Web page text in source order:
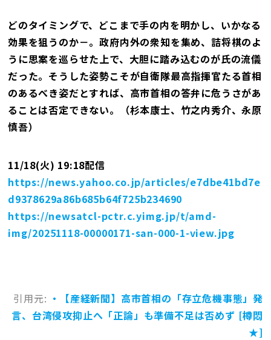
どのタイミングで、どこまで手の内を明かし、いかなる
効果を狙うのか－。政府内外の衆知を集め、詰将棋のよ
うに思案を巡らせた上で、大胆に踏み込むのが氏の流儀
だった。そうした姿勢こそが自衛隊最高指揮官たる首相
のあるべき姿だとすれば、高市首相の答弁に危うさがあ
ることは否定できない。（杉本康士、竹之内秀介、永原
慎吾）
11/18(火) 19:18配信
https://news.yahoo.co.jp/articles/e7dbe41bd7e
d9378629a86b685b64f725b234690
https://newsatcl-pctr.c.yimg.jp/t/amd-
img/20251118-00000171-san-000-1-view.jpg
引用元: ・【産経新聞】高市首相の「存立危機事態」発
言、台湾侵攻抑止へ「正論」も準備不足は否めず [樽悶
★]